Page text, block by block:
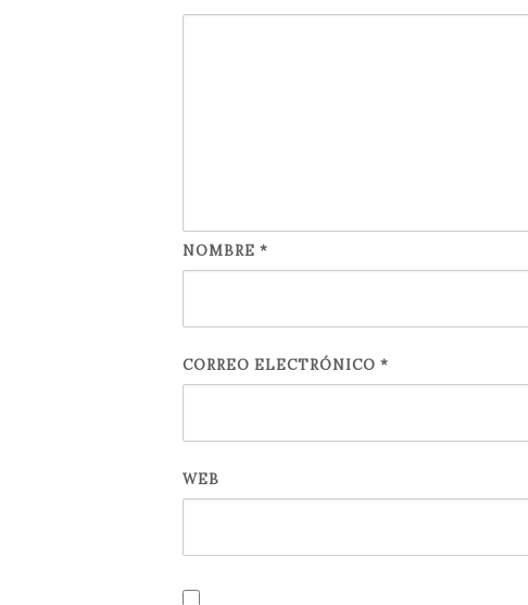
NOMBRE *
CORREO ELECTRÓNICO *
WEB